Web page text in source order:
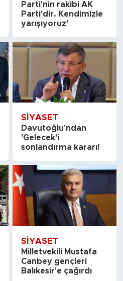
Parti'nin rakibi AK
Parti'dir. Kendimizle
yarışıyoruz'
SİYASET
Davutoğlu'ndan
'Gelecek'i
sonlandırma kararı!
SİYASET
Milletvekili Mustafa
Canbey gençleri
Balıkesir'e çağırdı